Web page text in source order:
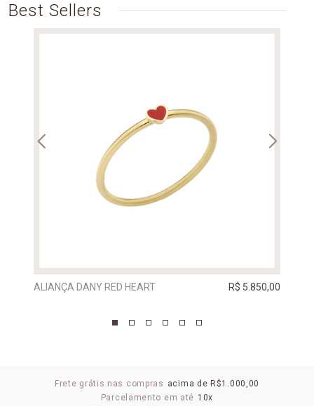
Best Sellers
ALIANÇA DANY RED HEART R$ 5.850,00
Frete grátis nas compras acima de R$1.000,00
Parcelamento em até 10x